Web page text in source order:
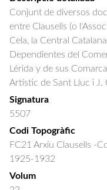
Conjunt de diversos
entre Clausells (o
Cela, la Central
Dependientes del
Lérida y de sus
Artístic de Sant Lluc i J.
Signatura
5507
Codi Topogràfic
FC21 Arxiu Clausells -
1925-1932
Volum